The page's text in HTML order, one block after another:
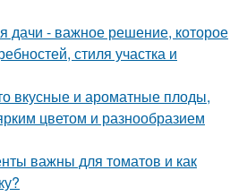
дачи - важное решение, которое
стиля участка и
вкусные и ароматные плоды,
цветом и разнообразием
важны для томатов и как